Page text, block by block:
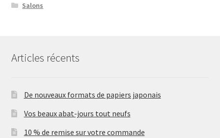
Salons
Articles récents
De nouveaux formats de papiers japonais
Vos beaux abat-jours tout neufs
10 % de remise sur votre commande